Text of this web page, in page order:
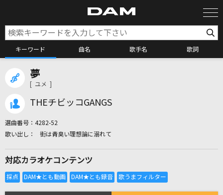
キーワード 曲名 歌手名 歌詞
全国りれき
夢
[ ユメ ]
THEチビッコGANGS
選曲番号： 4282-52
街は青臭い理想論に溺れて
対応カラオケコンテンツ